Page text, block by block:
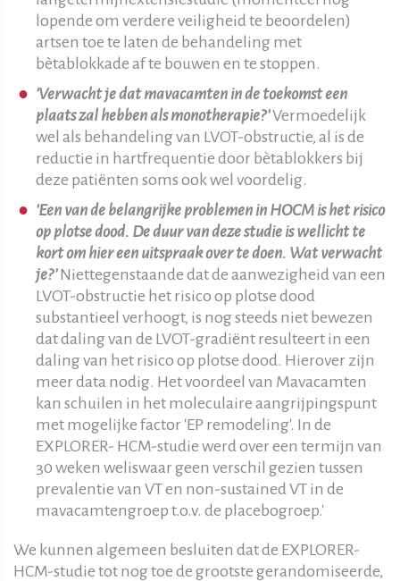
lopende om verdere veiligheid te beoordelen)
artsen toe te laten de behandeling met
bètablokkade af te bouwen en te stoppen.
'Verwacht je dat mavacamten in de toekomst een
plaats zal hebben als monotherapie?'Vermoedelijk
wel als behandeling van LVOT-obstructie, al is de
reductie in hartfrequentie door bètablokkers bij
deze patiënten soms ook wel voordelig.
'Een van de belangrijke problemen in HOCM is het risico
op plotse dood. De duur van deze studie is wellicht te
kort om hier een uitspraak over te doen. Wat verwacht
je?'Niettegenstaande dat de aanwezigheid van een
LVOT-obstructie het risico op plotse dood
substantieel verhoogt, is nog steeds niet bewezen
dat daling van de LVOT-gradiënt resulteert in een
daling van het risico op plotse dood. Hierover zijn
meer data nodig. Het voordeel van Mavacamten
kan schuilen in het moleculaire aangrijpingspunt
met mogelijke factor 'EP remodeling'. In de
EXPLORER- HCM-studie werd over een termijn van
30 weken weliswaar geen verschil gezien tussen
prevalentie van VT en non-sustained VT in de
mavacamtengroep t.o.v. de placebogroep.'
We kunnen algemeen besluiten dat de EXPLORER-
HCM-studie tot nog toe de grootste gerandomiseerde,